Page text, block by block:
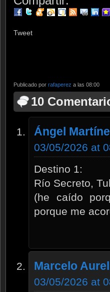
Tweet
Publicado por rafaperez a las 08:00
10
Ángel
03/05/2026 at
Destino 1:
Río Secreto,
(he caído
porque me
Marcelo
03/05/2026 at